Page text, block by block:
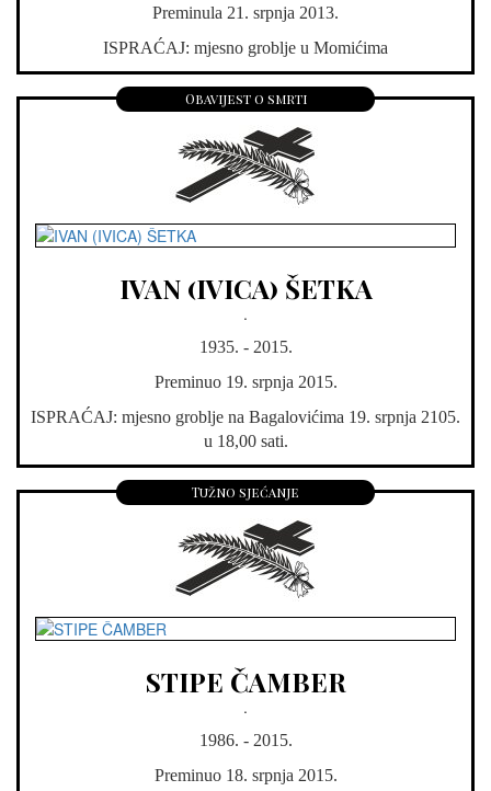
Preminula 21. srpnja 2013.
ISPRAĆAJ: mjesno groblje u Momićima
Obavijest o smrti
IVAN (IVICA) ŠETKA
.
1935. - 2015.
Preminuo 19. srpnja 2015.
ISPRAĆAJ: mjesno groblje na Bagalovićima 19. srpnja 2105.
u 18,00 sati.
Tužno sjećanje
STIPE ČAMBER
.
1986. - 2015.
Preminuo 18. srpnja 2015.